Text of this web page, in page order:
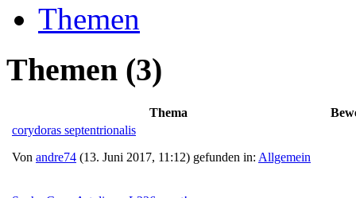
Themen
Themen (3)
Thema
corydoras septentrionalis
Von andre74 (13. Juni 2017, 11:12) gefunden in: Allgemein